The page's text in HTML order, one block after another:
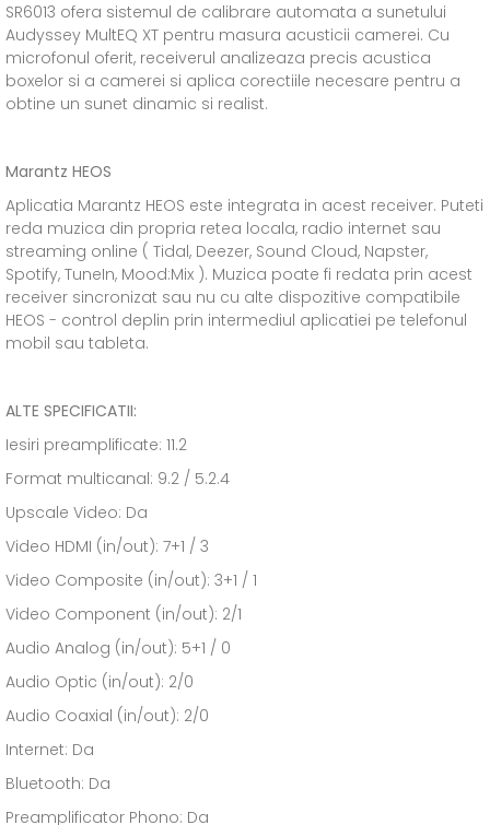
SR6013 ofera sistemul de calibrare automata a sunetului
Audyssey MultEQ XT pentru masura acusticii camerei. Cu
microfonul oferit, receiverul analizeaza precis acustica
boxelor si a camerei si aplica corectiile necesare pentru a
obtine un sunet dinamic si realist.
Marantz HEOS
Aplicatia Marantz HEOS este integrata in acest receiver. Puteti
reda muzica din propria retea locala, radio internet sau
streaming online ( Tidal, Deezer, Sound Cloud, Napster,
Spotify, TuneIn, Mood:Mix ). Muzica poate fi redata prin acest
receiver sincronizat sau nu cu alte dispozitive compatibile
HEOS - control deplin prin intermediul aplicatiei pe telefonul
mobil sau tableta.
ALTE SPECIFICATII:
Iesiri preamplificate: 11.2
Format multicanal: 9.2 / 5.2.4
Upscale Video: Da
Video HDMI (in/out): 7+1 / 3
Video Composite (in/out): 3+1 / 1
Video Component (in/out): 2/1
Audio Analog (in/out): 5+1 / 0
Audio Optic (in/out): 2/0
Audio Coaxial (in/out): 2/0
Internet: Da
Bluetooth: Da
Preamplificator Phono: Da